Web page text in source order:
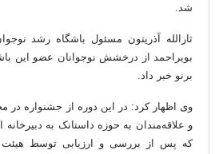
شد.
ثارالله آذریتون مسئول باشگاه رشد
بویراحمد از درخشش نوجوانان عضو این
برنو خبر داد.
و علاقه‌مندان به حوزه داستانک به
که پس از بررسی و ارزیابی توسط هیئت